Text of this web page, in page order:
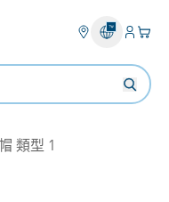
登錄
您
類型 1